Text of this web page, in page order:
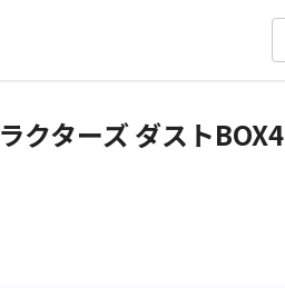
クターズ ダストBOX4